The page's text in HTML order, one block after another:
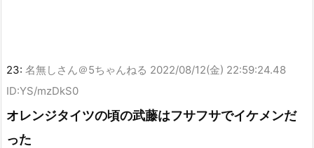
23: 名無しさん＠5ちゃんねる 2022/08/12(金) 22:59:24.48
ID:YS/mzDkS0
オレンジタイツの頃の武藤はフサフサでイケメンだ
った